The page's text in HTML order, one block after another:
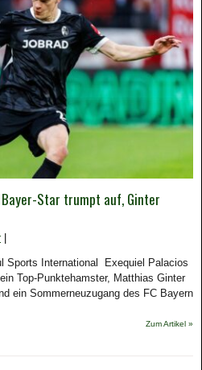
Star trumpt auf, Ginter
|
Sports International Exequiel Palacios
Top-Punktehamster, Matthias Ginter
ein Sommerneuzugang des FC Bayern
Zum Artikel »